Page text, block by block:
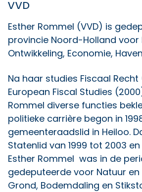
VVD
Esther Rommel (VVD) is
provincie Noord-Holland voor
Ontwikkeling, Economie,
Na haar studies Fiscaal Recht
European Fiscal Studies
Rommel diverse functies
politieke carrière begon in
gemeenteraadslid in Heiloo.
Statenlid van 1999 tot 2003 en
Esther Rommel was in de
gedeputeerde voor Natuur en
Grond, Bodemdaling en